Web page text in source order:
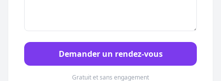
Demander un rendez-vous
Gratuit et sans engagement